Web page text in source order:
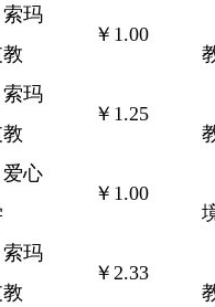
索玛
￥1.00
索玛
￥1.25
爱心
￥1.00
索玛
￥2.33